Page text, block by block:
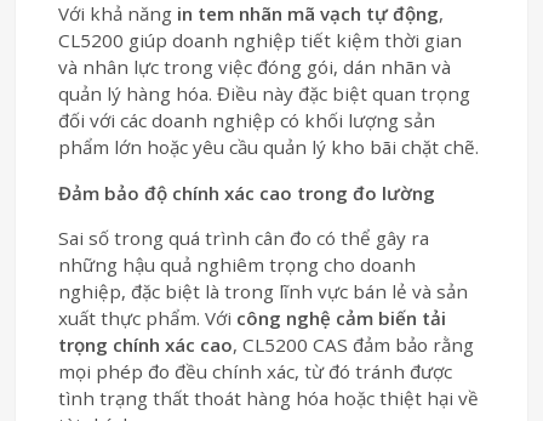
Với khả năng in tem nhãn mã vạch tự động,
CL5200 giúp doanh nghiệp tiết kiệm thời gian
và nhân lực trong việc đóng gói, dán nhãn và
quản lý hàng hóa. Điều này đặc biệt quan trọng
đối với các doanh nghiệp có khối lượng sản
phẩm lớn hoặc yêu cầu quản lý kho bãi chặt chẽ.
Đảm bảo độ chính xác cao trong đo lường
Sai số trong quá trình cân đo có thể gây ra
những hậu quả nghiêm trọng cho doanh
nghiệp, đặc biệt là trong lĩnh vực bán lẻ và sản
xuất thực phẩm. Với công nghệ cảm biến tải
trọng chính xác cao, CL5200 CAS đảm bảo rằng
mọi phép đo đều chính xác, từ đó tránh được
tình trạng thất thoát hàng hóa hoặc thiệt hại về